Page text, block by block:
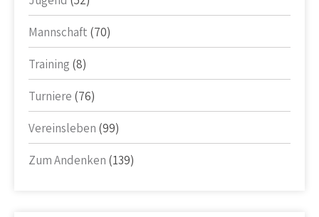
Mannschaft (70)
Training (8)
Turniere (76)
Vereinsleben (99)
Zum Andenken (139)